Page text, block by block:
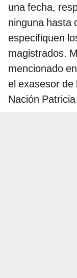
una fecha,
ninguna hasta
especifiquen
magistrados.
mencionado
el exasesor de
Nación